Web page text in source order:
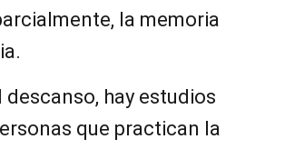
la memoria
hay estudios
que practican la